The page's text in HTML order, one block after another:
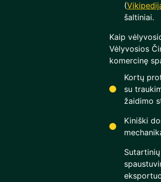
(
šaltiniai.
Kaip
Vėlyvosios
komercinę
Kortų
su
žaidimo
Kiniški